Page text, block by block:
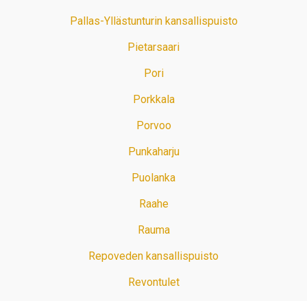
Pallas-Yllästunturin kansallispuisto
Pietarsaari
Pori
Porkkala
Porvoo
Punkaharju
Puolanka
Raahe
Rauma
Repoveden kansallispuisto
Revontulet